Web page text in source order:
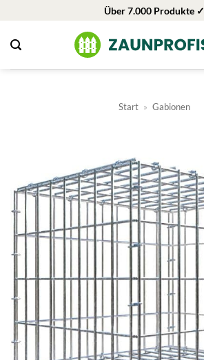
springen
Über 7.000 Produkte ✓
Start » Gabionen